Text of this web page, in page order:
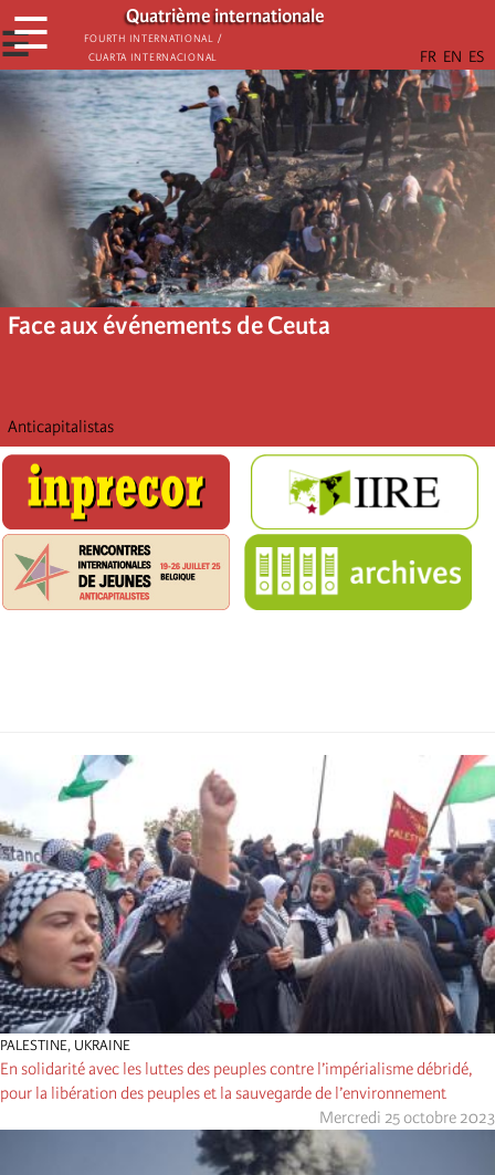
Aller
au
contenu
principal
Quatrième internationale
Fourth International /
Cuarta Internacional
☰
☰
Face aux événements de Ceuta
Anticapitalistas
PALESTINE, UKRAINE
En solidarité avec les luttes des peuples contre l’impérialisme débridé,
pour la libération des peuples et la sauvegarde de l’environnement
Mercredi 25 octobre 2023